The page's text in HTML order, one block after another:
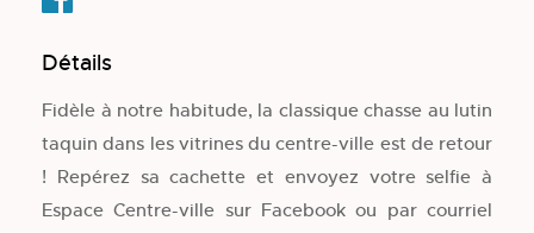
Détails
Fidèle à notre habitude, la classique chasse au lutin
taquin dans les vitrines du centre-ville est de retour
! Repérez sa cachette et envoyez votre selfie à
Espace Centre-ville sur Facebook ou par courriel